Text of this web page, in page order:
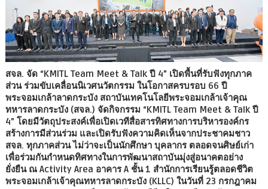
สจล. จัด “KMITL Team Meet & Talk ปี 4” เปิดพื้นที่รับฟังทุกภาค
ส่วน ร่วมขับเคลื่อนนิเวศนวัตกรรม ในโอกาสครบรอบ 66 ปี
พระจอมเกล้าลาดกระบัง สถาบันเทคโนโลยีพระจอมเกล้าเจ้าคุณ
ทหารลาดกระบัง (สจล.) จัดกิจกรรม “KMITL Team Meet & Talk ปี
4” โดยมีวัตถุประสงค์เพื่อเปิดเวทีสื่อสารทิศทางการบริหารองค์กร
สร้างการมีส่วนร่วม และเปิดรับฟังความคิดเห็นจากประชาคมชาว
สจล. ทุกภาคส่วน ไม่ว่าจะเป็นนักศึกษา บุคลากร ตลอดจนศิษย์เก่า
เพื่อร่วมกันกำหนดทิศทางในการพัฒนาสถาบันมุ่งสู่อนาคตอย่าง
ยั่งยืน ณ Activity Area อาคาร A ชั้น 1 สำนักการเรียนรู้ตลอดชีวิต
พระจอมเกล้าเจ้าคุณทหารลาดกระบัง (KLLC) ในวันที่ 23 กรกฎาคม